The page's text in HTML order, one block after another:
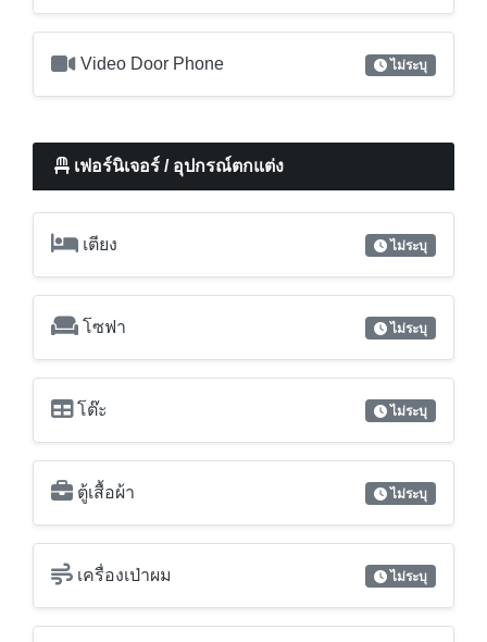
Video Door Phone ไม่ระบุ
เฟอร์นิเจอร์ / อุปกรณ์ตกแต่ง
เตียง ไม่ระบุ
โซฟา ไม่ระบุ
โต๊ะ ไม่ระบุ
ตู้เสื้อผ้า ไม่ระบุ
เครื่องเป่าผม ไม่ระบุ